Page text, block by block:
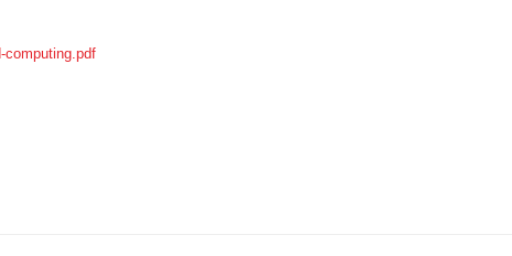
computing.pdf